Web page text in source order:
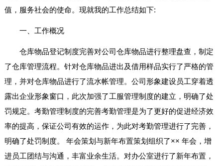
值，服务社会的使命。现就我的工作总结如下:
一、工作概况
仓库物品登记制度完善对公司仓库物品进行整理盘查，制定
了仓库管理流程。针对仓库物品进出及借用样品实行了严格的管
理，并对仓库物品进行了流水帐管理。公司形象建设员工穿着透
露出企业形象窗口，此次加强了工服管理制度的建立，明确了处
罚规定。考勤管理制度的完善考勤管理是为了更好的促进经济效
率的提高，保证公司有效的运作，为此对考勤管理进行了完善，
明确了处罚制度。 年会策划与新年布置策划组织了×× 年会，增
进员工团结与沟通，丰富业余生活。对办公室进行了新年布置，